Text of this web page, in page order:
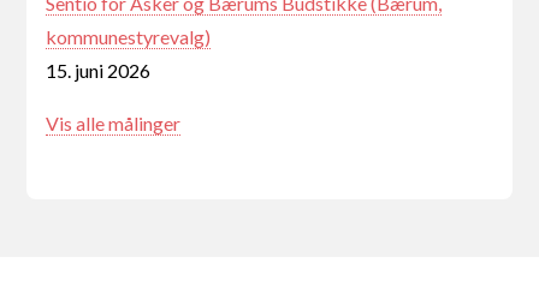
kommunestyrevalg)
15. juni 2026
Vis alle målinger